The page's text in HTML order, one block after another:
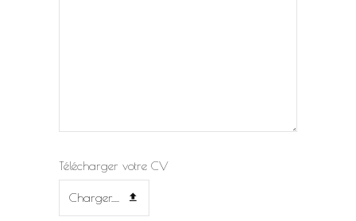
Télécharger votre CV
Charger.....